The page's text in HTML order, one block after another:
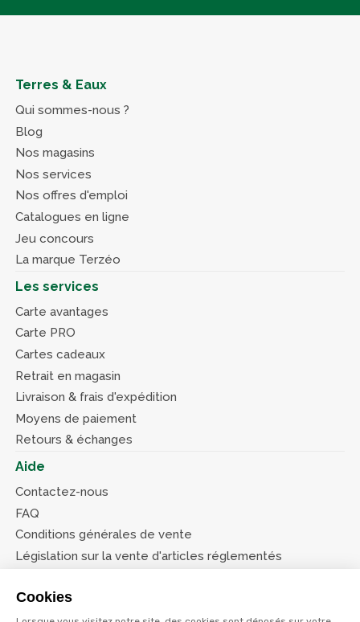
Cookies
Terres & Eaux
Qui sommes-nous ?
Blog
Nos magasins
Nos services
Nos offres d'emploi
Catalogues en ligne
Jeu concours
La marque Terzéo
Les services
Carte avantages
Carte PRO
Cartes cadeaux
Retrait en magasin
Livraison & frais d'expédition
Moyens de paiement
Retours & échanges
Aide
Contactez-nous
FAQ
Conditions générales de vente
Législation sur la vente d'articles réglementés
Conditions de nos offres